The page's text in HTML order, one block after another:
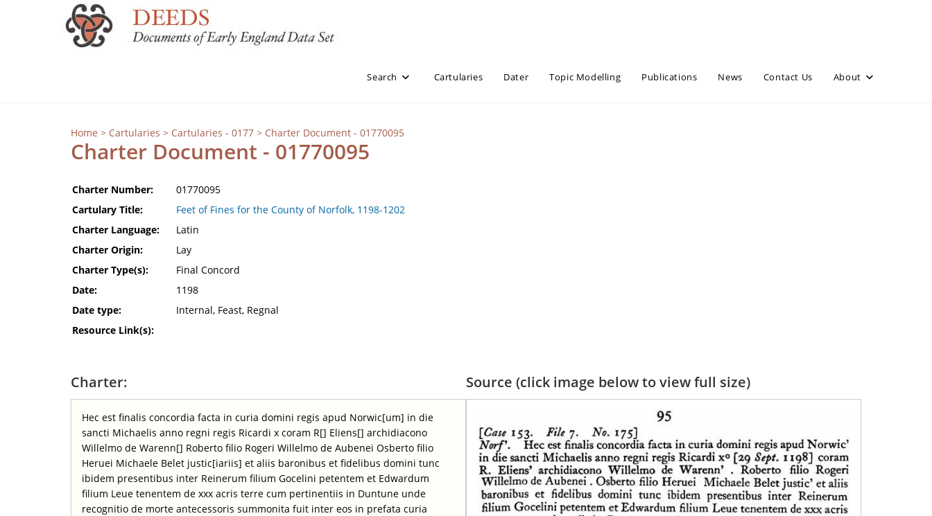
Search Cartularies Dater Topic Modelling Publications News Contact Us About
Home > Cartularies > Cartularies - 0177 > Charter Document - 01770095
Charter Document - 01770095
Charter Number:
01770095
Cartulary Title:
Feet of Fines for the County of Norfolk, 1198-1202
Charter Language:
Latin
Charter Origin:
Lay
Charter Type(s):
Final Concord
Date:
1198
Date type:
Internal, Feast, Regnal
Resource Link(s):
Charter:
Hec est finalis concordia facta in curia domini regis apud Norwic[um] in die
sancti Michaelis anno regni regis Ricardi x coram R[] Eliens[] archidiacono
Willelmo de Warenn[] Roberto filio Rogeri Willelmo de Aubenei Osberto filio
Heruei Michaele Belet justic[iariis] et aliis baronibus et fidelibus domini tunc
ibidem presentibus inter Reinerum filium Gocelini petentem et Edwardum
filium Leue tenentem de xxx acris terre cum pertinentiis in Duntune unde
recognitio de morte antecessoris summonita fuit inter eos in prefata curia
Source (click image below to view full size)